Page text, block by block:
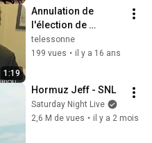
1:19
Annulation de
l'élection de
Corbeil-Essonnes
telessonne
199 vues • il y a 16 ans
Hormuz Jeff - SNL
Saturday Night Live
2,6 M de vues • il y a 2 mois